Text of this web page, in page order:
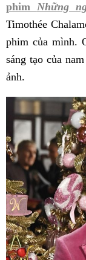
phim Những
Timothée
phim của mình.
sáng tạo của
ảnh.